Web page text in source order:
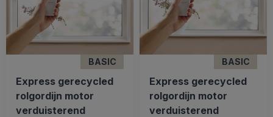
BASIC
Express gerecycled
rolgordijn motor
verduisterend
BASIC
Express gerecycled
rolgordijn motor
verduisterend